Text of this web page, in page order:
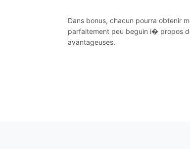
Dans bonus, chacun pourra obtenir
parfaitement peu beguin i� propos
avantageuses.